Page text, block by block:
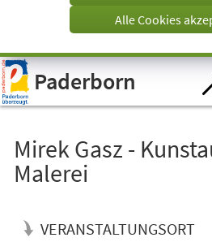
Visuelle
Assistenzsoftware
öffnen.
Alle Cookies
Paderborn
Mirek Gasz -
Malerei
VERANSTALTUNGSORT